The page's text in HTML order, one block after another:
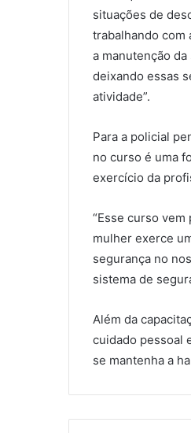
situações de
trabalhando com
a manutenção
deixando essas
atividade”.
Para a policial
no curso é uma
exercício da
“Esse curso
mulher exerce
segurança no
sistema de
Além da
cuidado pessoal
se mantenha a